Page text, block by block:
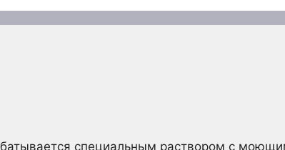
специальным раствором с